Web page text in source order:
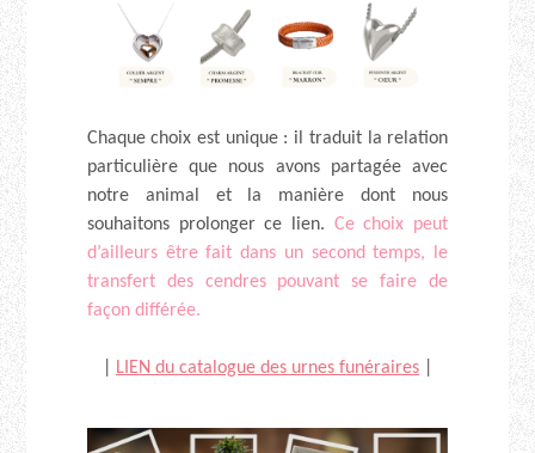
Chaque choix est unique : il traduit la relation
particulière que nous avons partagée avec
notre animal et la manière dont nous
souhaitons prolonger ce lien. Ce choix peut
d’ailleurs être fait dans un second temps, le
transfert des cendres pouvant se faire de
façon différée.
LIEN du catalogue des urnes funéraires|